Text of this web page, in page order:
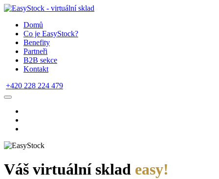
Domů
Co je EasyStock?
Benefity
Partneři
B2B sekce
Kontakt
+420 228 224 479
Váš virtuální sklad easy!